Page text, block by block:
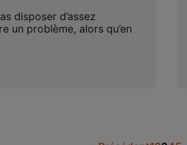
disposer d’assez
un problème, alors qu’en